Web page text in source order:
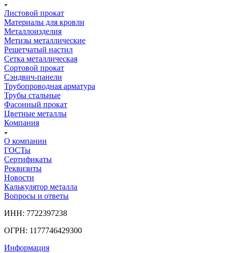
Листовой прокат
Материалы для кровли
Металлоизделия
Метизы металлические
Решетчатый настил
Сетка металлическая
Сортовой прокат
Сэндвич-панели
Трубопроводная арматура
Трубы стальные
Фасонный прокат
Цветные металлы
Компания
О компании
ГОСТы
Сертификаты
Реквизиты
Новости
Калькулятор металла
Вопросы и ответы
ИНН: 7722397238
ОГРН: 1177746429300
Информация